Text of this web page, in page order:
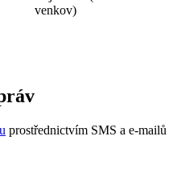
venkov)
prostřednictvím SMS a e-mailů